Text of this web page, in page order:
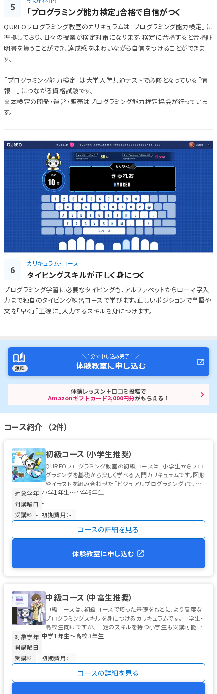
5 「プログラミング能力検定」合格で自信がつく
QUREOプログラミング教室のカリキュラムは「プログラミング能力検定」に
準拠しており、日々の授業が検定対策になります。検定に合格すると合格証
明書を貰うことができ、達成感を味わいながら自信をつけることができま
す。
「プログラミング能力検定」は大学入学共通テストで必修となっている「情
報Ⅰ」につながる資格試験です。
※本検定の開発・運営・販売はプログラミング能力検定協会が行っていま
す。
6
カリキュラム・コース
タイピングスキルが正しく身につく
プログラミング学習に必要なタイピングも、アルファベットからローマ字入
力まで独自のタイピング練習コースで学びます。正しいポジションで単語や
文を「早く」「正確に」入力するスキルを身につけます。
無料
＼ 1分で申し込み完了！ ／
体験教室に申し込む
体験レッスン＋口コミ投稿で
Amazonギフトカード2,000円分がもらえる！
コース紹介 （2件）
初級コース（小学生推奨）
QUREOプログラミング教室の初級コースは、小学生からプロ
グラミングを基礎から楽しく学べる入門カリキュラムです。図形
やイラストを組み合わせた「ビジュアルプログラミング」で、初
めてのお子様でも安心...
対象学年 小学1年生〜小学6年生
開講曜日 -
受講料 - 初期費用：-
コースの詳細を見る
体験教室に申し込む
中級コース（中高生推奨）
中級コースは、初級コースで培った基礎をもとに、より高度な
プログラミングスキルを身につけるカリキュラムです。中学生・
高校生向けですが、一定のスキルを持つ小学生も受講可能で
す。 学習の中心は、高校...
対象学年 中学1年生〜高校3年生
開講曜日 -
受講料 - 初期費用：-
コースの詳細を見る